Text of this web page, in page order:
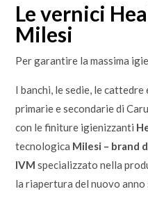
Le vernici
Milesi
Per garantire la massima
I banchi, le sedie, le
primarie e secondarie di
con le finiture igienizzanti
tecnologica Milesi – brand
IVM specializzato nella
la riapertura del nuovo